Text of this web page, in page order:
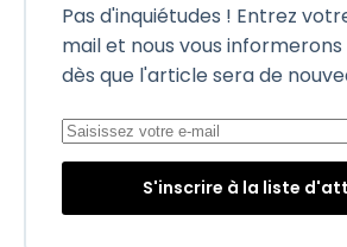
Pas d'inquiétudes ! Entrez
mail et nous vous
dès que l'article sera de
S'inscrire à la liste